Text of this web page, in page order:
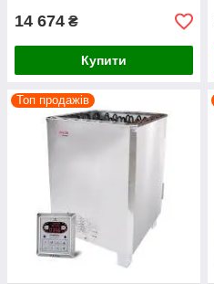
14 674 ₴
Купити
Топ продажів